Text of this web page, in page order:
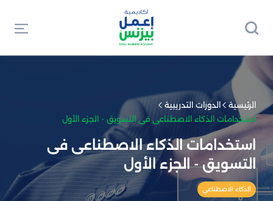
الرئيسية
الدورات التدريبية
استخدامات الذكاء الاصطناعى فى التسويق - الجزء الأول
استخدامات الذكاء الاصطناعى فى
التسويق - الجزء الأول
الذكاء الاصطناعي